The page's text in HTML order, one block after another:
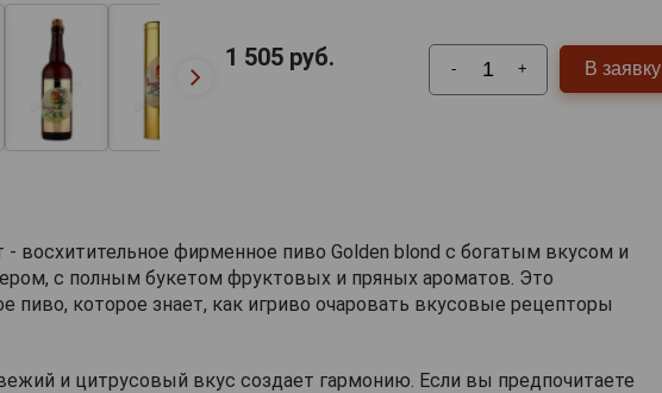
1 505руб. - + В заявку
восхитительное фирменное пиво Golden blond с богатым вкусом и
с полным букетом фруктовых и пряных ароматов. Это
пиво, которое знает, как игриво очаровать вкусовые рецепторы
и цитрусовый вкус создает гармонию. Если вы предпочитаете